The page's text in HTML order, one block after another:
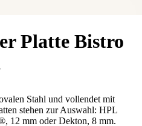
Platte Bistro
Stahl und vollendet mit
stehen zur Auswahl: HPL
12 mm oder Dekton, 8 mm.